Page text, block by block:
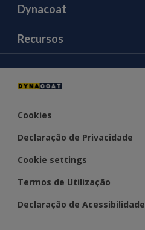
Dynacoat
Sobre nós
Contacte-nos
Notícias e Eventos
Recursos
Cookies
Declaração de Privacidade
Cookie settings
Termos de Utilização
Declaração de Acessibilidade